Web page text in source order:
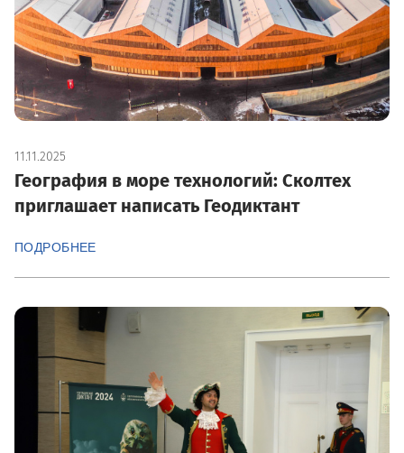
11.11.2025
География в море технологий: Сколтех
приглашает написать Геодиктант
ПОДРОБНЕЕ